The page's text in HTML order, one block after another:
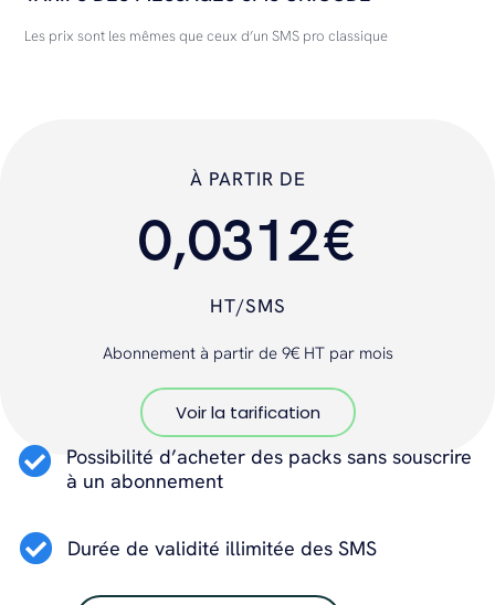
Les prix sont les mêmes que ceux d’un SMS pro classique
À PARTIR DE
0,0312€
HT/SMS
Abonnement à partir de 9€ HT par mois
Voir la tarification
Possibilité d’acheter des packs sans souscrire
à un abonnement
Durée de validité illimitée des SMS